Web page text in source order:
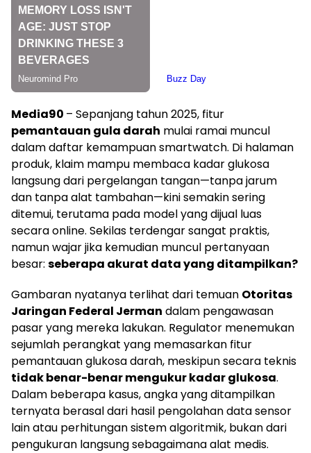
Media90 – Sepanjang tahun 2025, fitur
pemantauan gula darah mulai ramai muncul
dalam daftar kemampuan smartwatch. Di halaman
produk, klaim mampu membaca kadar glukosa
langsung dari pergelangan tangan—tanpa jarum
dan tanpa alat tambahan—kini semakin sering
ditemui, terutama pada model yang dijual luas
secara online. Sekilas terdengar sangat praktis,
namun wajar jika kemudian muncul pertanyaan
besar: seberapa akurat data yang ditampilkan?
Gambaran nyatanya terlihat dari temuan Otoritas
Jaringan Federal Jerman dalam pengawasan
pasar yang mereka lakukan. Regulator menemukan
sejumlah perangkat yang memasarkan fitur
pemantauan glukosa darah, meskipun secara teknis
tidak benar-benar mengukur kadar glukosa.
Dalam beberapa kasus, angka yang ditampilkan
ternyata berasal dari hasil pengolahan data sensor
lain atau perhitungan sistem algoritmik, bukan dari
pengukuran langsung sebagaimana alat medis.